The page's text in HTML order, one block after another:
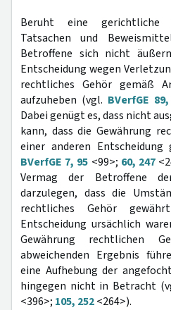
Beruht eine gerichtliche
Tatsachen und
Betroffene sich nicht
Entscheidung wegen
rechtliches Gehör gemäß
aufzuheben (vgl. BVerfGE
Dabei genügt es, dass nicht
kann, dass die Gewährung
einer anderen
BVerfGE 7, 95 <99>; 60, 247
Vermag der Betroffene
darzulegen, dass die
rechtliches Gehör
Entscheidung ursächlich
Gewährung rechtlichen
abweichenden Ergebnis
eine Aufhebung der
hingegen nicht in Betracht
<396>; 105, 252<264>).